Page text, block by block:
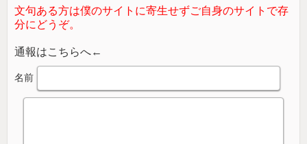
文句ある方は僕のサイトに寄生せずご自身のサイトで存
分にどうぞ。
通報はこちらへ←
名前